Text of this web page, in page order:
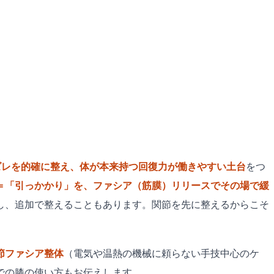
を的確に整え、体が本来持つ回復力が働きやすい土台をつ
「引っかかり」を、ファシア（筋膜）リリースでその場で緩
追加で整えることもあります。関節を先に整えるからこそ
ファシア整体（電気や温熱の機械に頼らない手技中心のケ